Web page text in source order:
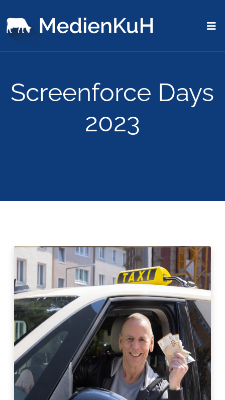
Screenforce Days
2023